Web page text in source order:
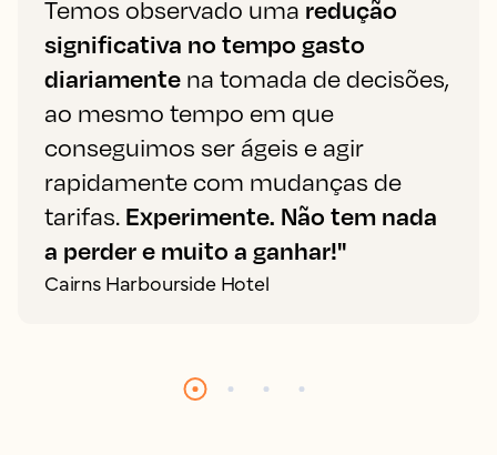
Temos observado uma redução
significativa no tempo gasto
diariamente na tomada de decisões,
ao mesmo tempo em que
conseguimos ser ágeis e agir
rapidamente com mudanças de
tarifas. Experimente. Não tem nada
a perder e muito a ganhar!"
Cairns Harbourside Hotel